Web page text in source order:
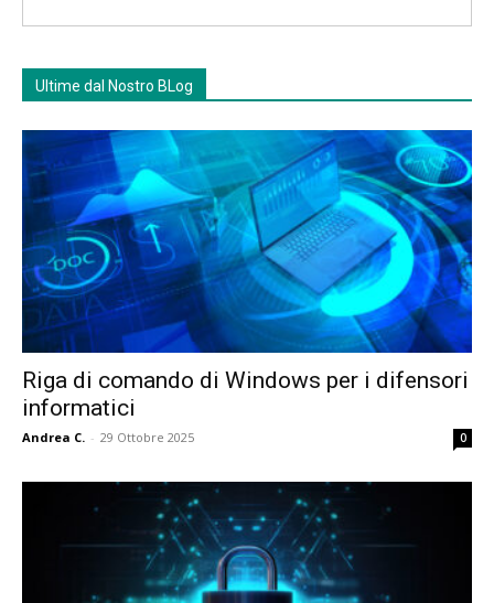
Ultime dal Nostro BLog
Riga di comando di Windows per i difensori
informatici
Andrea C. - 29 Ottobre 2025 0